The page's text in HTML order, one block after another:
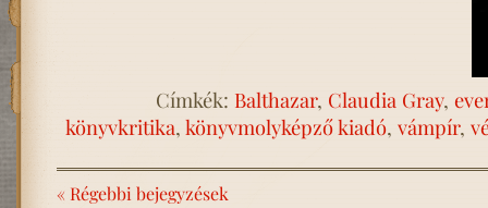
Címkék: Balthazar, Claudia Gray,
könyvkritika, könyvmolyképző kiadó, vámpír,
« Régebbi bejegyzések